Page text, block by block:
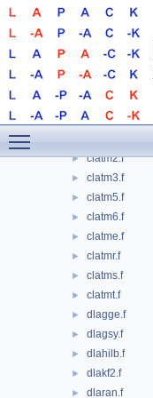
clakf2.f
clarge.f
► clarnd.f
► claror.f
clarot.f
► clatm2.f
► clatm3.f
► clatm5.f
► clatm6.f
► clatme.f
► clatmr.f
► clatms.f
► clatmt.f
► dlagge.f
► dlagsy.f
► dlahilb.f
► dlakf2.f
► dlaran.f